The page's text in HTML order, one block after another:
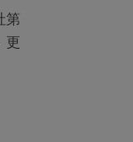
第
更